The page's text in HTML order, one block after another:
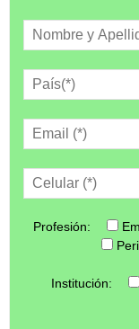
Profesión:
Institución: